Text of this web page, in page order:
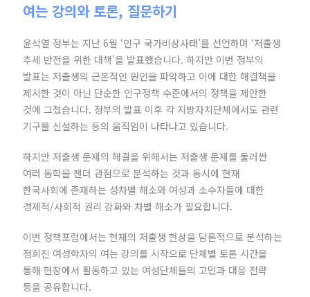
여는 강의와 토론, 질문하기
윤석열 정부는 지난 6월 ‘인구 국가비상사태’를 선언하며 ‘저출생
추세 반전을 위한 대책’을 발표했습니다. 하지만 이번 정부의
발표는 저출생의 근본적인 원인을 파악하고 이에 대한 해결책을
제시한 것이 아닌 단순한 인구정책 수준에서의 정책을 제안한
것에 그쳤습니다. 정부의 발표 이후 각 지방자치단체에서도 관련
기구를 신설하는 등의 움직임이 나타나고 있습니다.
하지만 저출생 문제의 해결을 위해서는 저출생 문제를 둘러싼
여러 동학을 젠더 관점으로 분석하는 것과 동시에 현재
한국사회에 존재하는 성차별 해소와 여성과 소수자들에 대한
경제적/사회적 권리 강화와 차별 해소가 필요합니다.
이번 정책포럼에서는 현재의 저출생 현상을 담론적으로 분석하는
정희진 여성학자의 여는 강의를 시작으로 단체별 토론 시간을
통해 현장에서 활동하고 있는 여성단체들의 고민과 대응 전략
등을 공유합니다.